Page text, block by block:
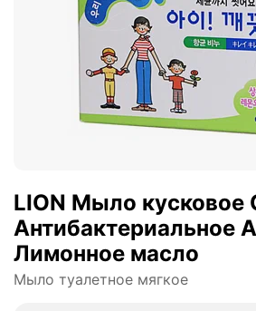
LION Мыло кусковое
Антибактериальное
Лимонное масло
Мыло туалетное мягкое